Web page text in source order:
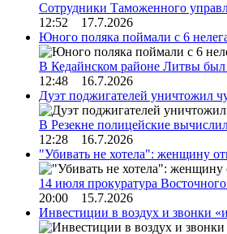
Сотрудники Таможенного
12:52 17.7.2026
Юного поляка поймали с 6
В Кедайнском районе Литвы
12:48 16.7.2026
Дуэт поджигателей уничтожил
В Резекне полицейские
12:28 16.7.2026
"Убивать не хотела": женщину
14 июля прокуратура
20:00 15.7.2026
Инвестиции в воздух и звонки